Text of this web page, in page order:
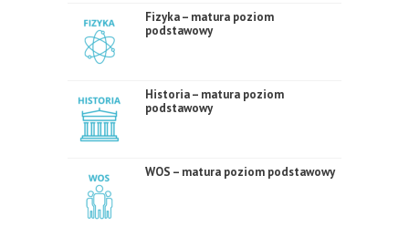
Fizyka – matura poziom
podstawowy
Historia – matura poziom
podstawowy
WOS – matura poziom podstawowy